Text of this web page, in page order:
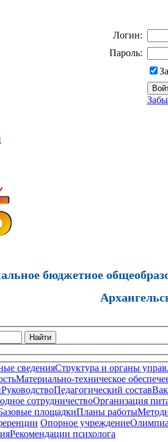
Логин:
Пароль:
бюджетное
Найти
сведенияСтруктура и органы
Материально-техническое
РуководствоПедагогический состав
сотрудничествоОрганизация
площадкиПланы работы
Опорное учреждение
Рекомендации психолога